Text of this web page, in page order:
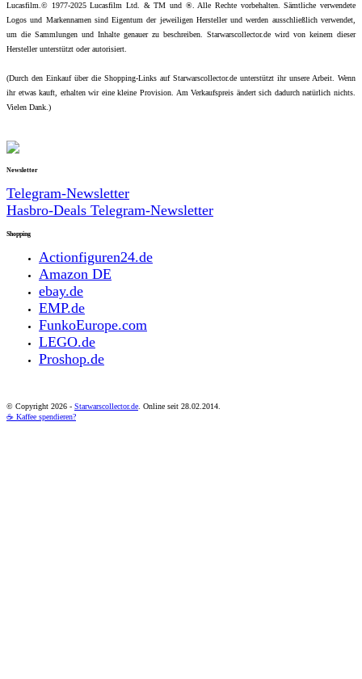
Lucasfilm.© 1977-2025 Lucasfilm Ltd. & TM und ®. Alle Rechte vorbehalten. Sämtliche verwendete
Logos und Markennamen sind Eigentum der jeweiligen Hersteller und werden ausschließlich verwendet,
um die Sammlungen und Inhalte genauer zu beschreiben. Starwarscollector.de wird von keinem dieser
Hersteller unterstützt oder autorisiert.
(Durch den Einkauf über die Shopping-Links auf Starwarscollector.de unterstützt ihr unsere Arbeit. Wenn
ihr etwas kauft, erhalten wir eine kleine Provision. Am Verkaufspreis ändert sich dadurch natürlich nichts.
Vielen Dank.)
Newsletter
Telegram-Newsletter
Hasbro-Deals Telegram-Newsletter
Shopping
Actionfiguren24.de
Amazon DE
ebay.de
EMP.de
FunkoEurope.com
LEGO.de
Proshop.de
© Copyright 2026 - Starwarscollector.de . Online seit 28.02.2014.
☕ Kaffee spendieren?